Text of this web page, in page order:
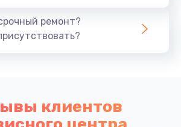
ремонт?
клиентов